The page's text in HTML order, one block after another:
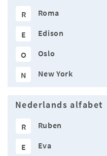
R Roma
E Edison
O Oslo
N New York
Nederlands alfabet
R Ruben
E Eva